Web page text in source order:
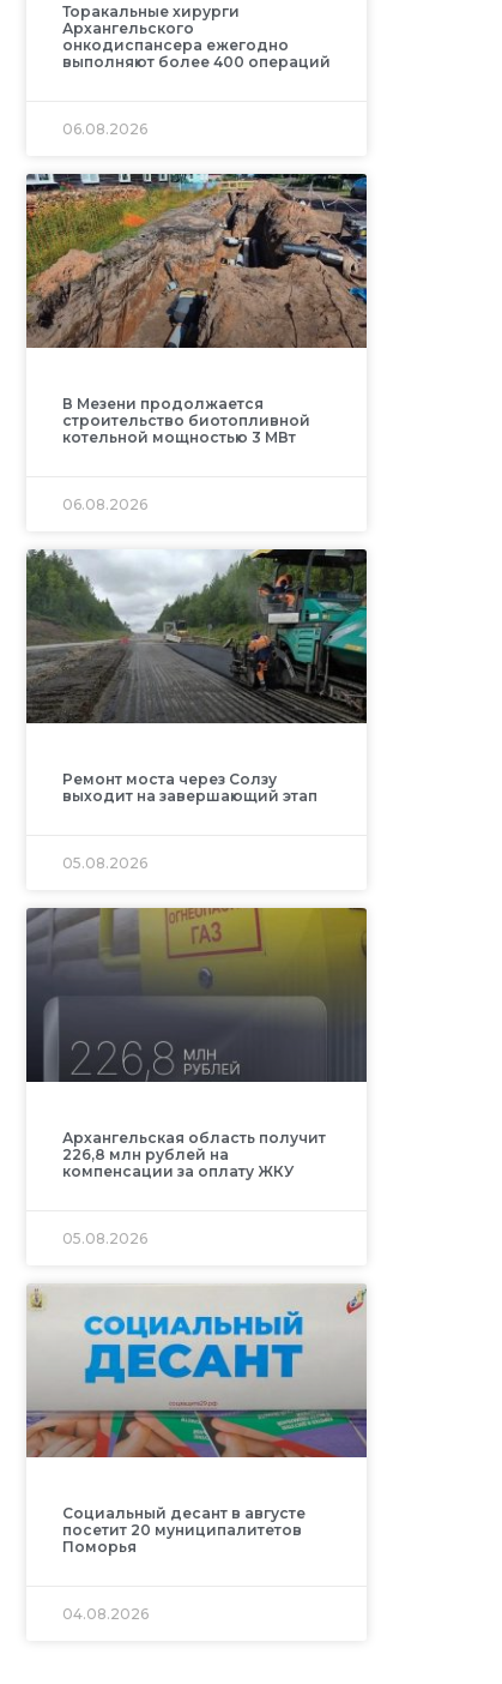
Торакальные хирурги
Архангельского
онкодиспансера ежегодно
выполняют более 400 операций
06.08.2026
В Мезени продолжается
строительство биотопливной
котельной мощностью 3 МВт
06.08.2026
Ремонт моста через Солзу
выходит на завершающий этап
05.08.2026
Архангельская область получит
226,8 млн рублей на
компенсации за оплату ЖКУ
05.08.2026
Социальный десант в августе
посетит 20 муниципалитетов
Поморья
04.08.2026